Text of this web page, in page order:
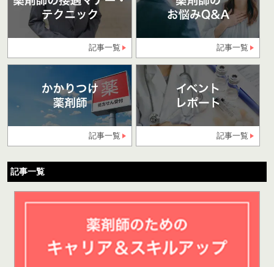
記事一覧 記事一覧
記事一覧 記事一覧
記事一覧